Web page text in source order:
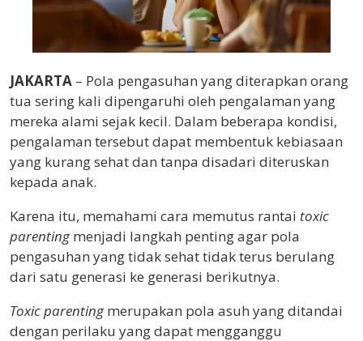
JAKARTA – Pola pengasuhan yang diterapkan orang
tua sering kali dipengaruhi oleh pengalaman yang
mereka alami sejak kecil. Dalam beberapa kondisi,
pengalaman tersebut dapat membentuk kebiasaan
yang kurang sehat dan tanpa disadari diteruskan
kepada anak.
Karena itu, memahami cara memutus rantai toxic
parentingmenjadi langkah penting agar pola
pengasuhan yang tidak sehat tidak terus berulang
dari satu generasi ke generasi berikutnya.
Toxic parentingmerupakan pola asuh yang ditandai
dengan perilaku yang dapat mengganggu